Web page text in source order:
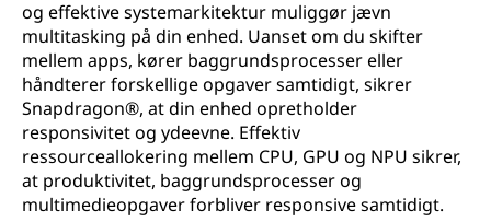
og effektive systemarkitektur muliggør jævn
multitasking på din enhed. Uanset om du skifter
mellem apps, kører baggrundsprocesser eller
håndterer forskellige opgaver samtidigt, sikrer
Snapdragon®, at din enhed opretholder
responsivitet og ydeevne. Effektiv
ressourceallokering mellem CPU, GPU og NPU sikrer,
at produktivitet, baggrundsprocesser og
multimedieopgaver forbliver responsive samtidigt.